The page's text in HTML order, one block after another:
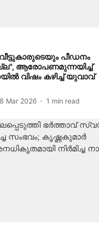
പീഡനം
ആരോപണമുന്നയിച്ച്
വിഷം കഴിച്ച് യുവാവ്
Mar 2026 1 min read